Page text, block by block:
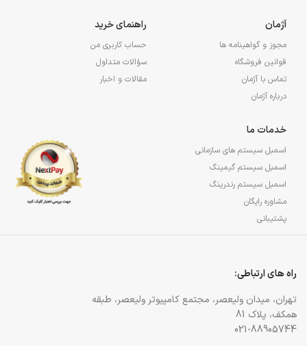
آژمان
مجوز و گواهینامه ها
قوانین فروشگاه
تماس با آژمان
درباره آژمان
راهنمای خرید
حساب کاربری من
سؤالات متداول
مقالات و اخبار
خدمات ما
اسمبل سیستم های سازمانی
اسمبل سیستم گیمینگ
اسمبل سیستم رندرینگ
مشاوره رایگان
پشتیبانی
راه های ارتباطی:
تهران، میدان ولیعصر، مجتمع کامپیوتر ولیعصر، طبقه
همکف، پلاک 81
021-88905744